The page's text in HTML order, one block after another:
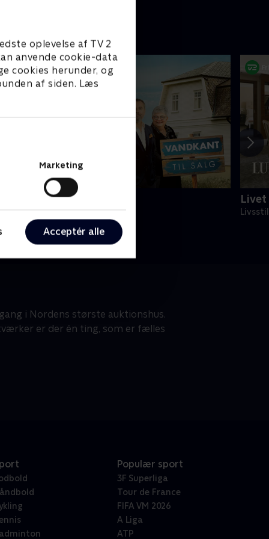
oplevelse af TV 2
anvende cookie-data
cookies herunder, og
af siden. Læs
Marketing
Acceptér alle
Vandkant til salg
• 7 sæsoner
i Nordens største auktionshus.
er der én ting, som er fælles
Populær sport
3F Superliga
Tour de France
FIFA VM 2026
A Liga
ATP